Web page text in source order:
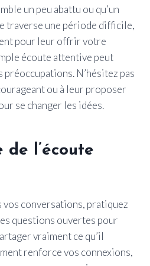
un peu abattu ou qu’un
traverse une période difficile,
pour leur offrir votre
écoute attentive peut
N’hésitez pas
ou à leur proposer
se changer les idées.
de l’écoute
vos conversations, pratiquez
questions ouvertes pour
vraiment ce qu’il
renforce vos connexions,